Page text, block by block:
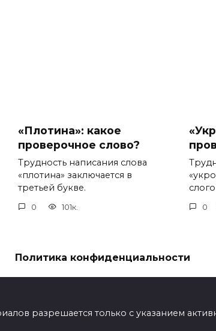
«Плотина»: какое
проверочное слово?
Трудность написания слова
«плотина» заключается в
третьей букве.
0 101к. 0
Политика конфиденциальности
разрешается только с указанием